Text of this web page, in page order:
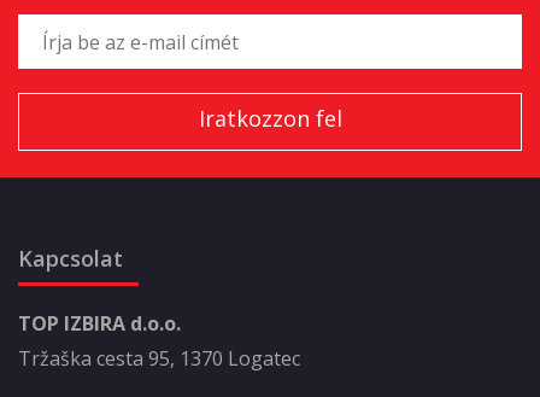
Kapcsolat
TOP IZBIRA d.o.o.
Tržaška cesta 95, 1370 Logatec